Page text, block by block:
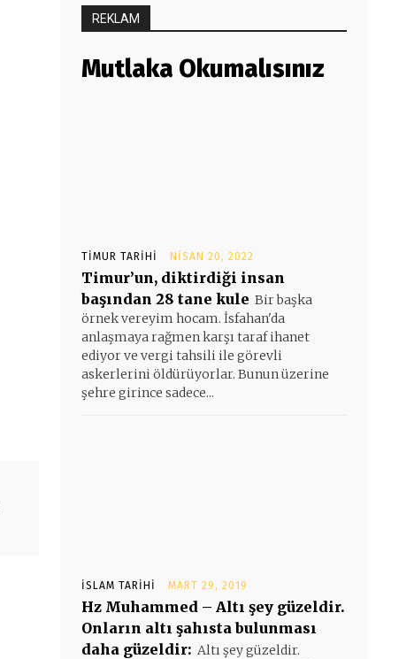
REKLAM
Mutlaka Okumalısınız
TIMUR TARIHI NISAN 20, 2022
Timur’un, diktirdiği insan
başından 28 tane kule Bir başka
örnek vereyim hocam. İsfahan'da
anlaşmaya rağmen karşı taraf ihanet
ediyor ve vergi tahsili ile görevli
askerlerini öldürüyorlar. Bunun üzerine
şehre girince sadece...
İSLAM TARIHI MART 29, 2019
Hz Muhammed – Altı şey güzeldir.
Onların altı şahısta bulunması
daha güzeldir: Altı şey güzeldir.